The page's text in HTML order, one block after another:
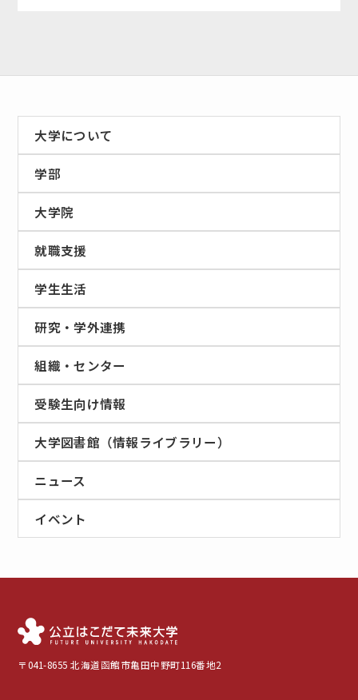
大学について
学部
大学院
就職支援
学生生活
研究・学外連携
組織・センター
受験生向け情報
大学図書館（情報ライブラリー）
ニュース
イベント
〒041-8655 北海道函館市亀田中野町116番地2